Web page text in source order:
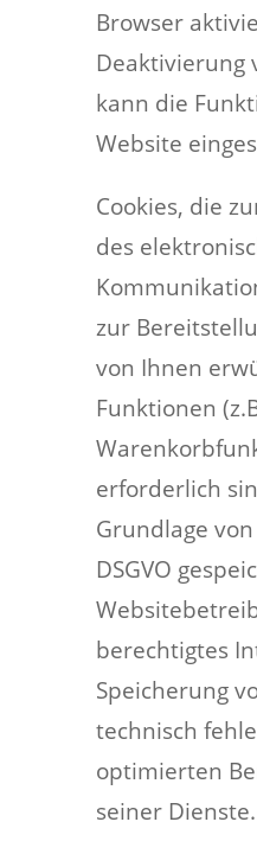
Browser
Deaktivierung
kann die
Website
Cookies, die
des
zur
von Ihnen
Funktionen
erforderlich
Grundlage
DSGVO
berechtigtes
Speicherung
technisch
optimierten
seiner